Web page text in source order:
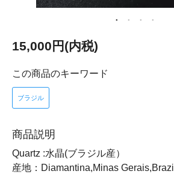
15,000円(内税)
この商品のキーワード
ブラジル
商品説明
Quartz :水晶(ブラジル産）
産地：Diamantina,Minas Gerais,Brazil